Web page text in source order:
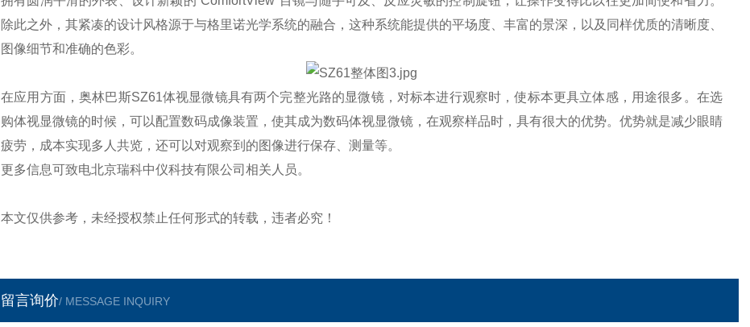
除此之外， 其紧凑的设计风格源于与格里诺光学系统的融合，这种系统能提供的平场度、丰富的景深，以及同样优质的清晰度、
图像细节和准确的色彩。
在应用方面，奥林巴斯SZ61体视显微镜具有两个完整光路的显微镜，对标本进行观察时，使标本更具立体感，用途很多。在选
购体视显微镜的时候，可以配置数码成像装置，使其成为数码体视显微镜，在观察样品时，具有很大的优势。优势就是减少眼睛
疲劳，成本实现多人共览，还可以对观察到的图像进行保存、测量等。
更多信息可致电北京瑞科中仪科技有限公司相关人员。
本文仅供参考，未经授权禁止任何形式的转载，违者必究！
留言询价/ MESSAGE INQUIRY